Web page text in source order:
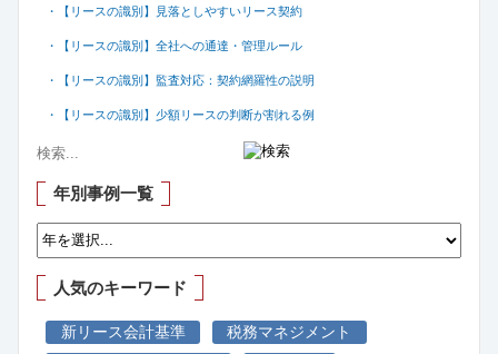
・【リースの識別】見落としやすいリース契約
・【リースの識別】全社への通達・管理ルール
・【リースの識別】監査対応：契約網羅性の説明
・【リースの識別】少額リースの判断が割れる例
年別事例一覧
人気のキーワード
新リース会計基準
税務マネジメント